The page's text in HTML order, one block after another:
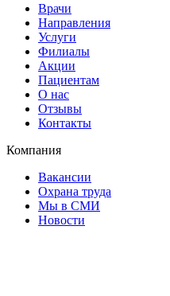
Врачи
Направления
Услуги
Филиалы
Акции
Пациентам
О нас
Отзывы
Контакты
Компания
Вакансии
Охрана труда
Мы в СМИ
Новости